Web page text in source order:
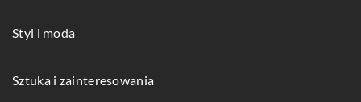
Styl i moda
Sztuka i zainteresowania